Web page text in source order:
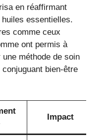
en réaffirmant
essentielles.
comme ceux
ont permis à
méthode de soin
bien-être
Impact